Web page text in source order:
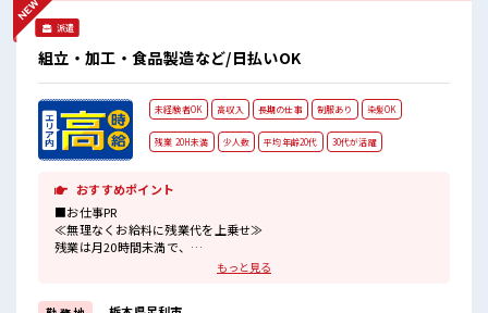
派遣
組立・加工・食品製造など/日払いOK
未経験者OK 高収入 長期の仕事 制服あり 染髪OK
残業 20H未満 少人数 平均年齢20代 30代が活躍
おすすめポイント
■お仕事PR
≪無理なくお給料に残業代を上乗せ≫
残業は月20時間未満で、
明るすぎたり奇抜でなければ基本的に自由！
もっと見る